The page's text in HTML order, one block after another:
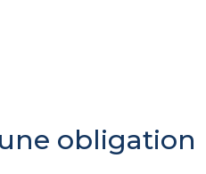
obligation